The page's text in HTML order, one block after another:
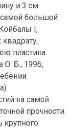
и 3 см
самой большой
I,
пластина
О. Б., 1996,
на самой
прочности
крупного